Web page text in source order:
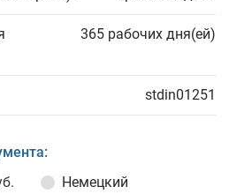
365 рабочих дня(ей)
stdin01251
Немецкий